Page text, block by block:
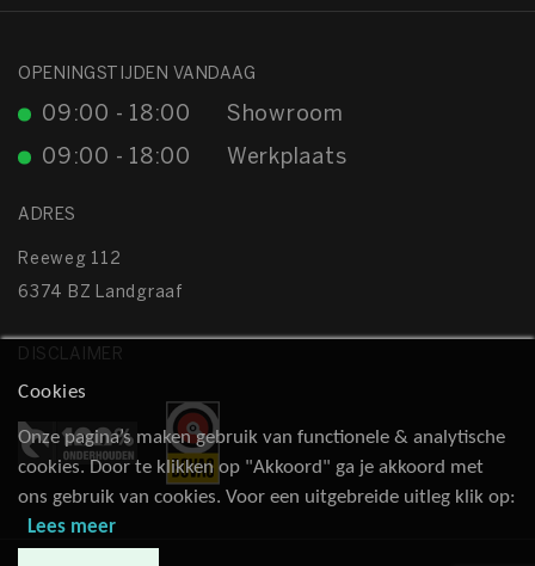
OPENINGSTIJDEN VANDAAG
Showroom
09:00 - 18:00
Werkplaats
09:00 - 18:00
ADRES
Reeweg 112
6374 BZ Landgraaf
DISCLAIMER
Cookies
Onze pagina’s maken gebruik van functionele & analytische
cookies. Door te klikken op "Akkoord" ga je akkoord met
ons gebruik van cookies. Voor een uitgebreide uitleg klik op:
Lees meer